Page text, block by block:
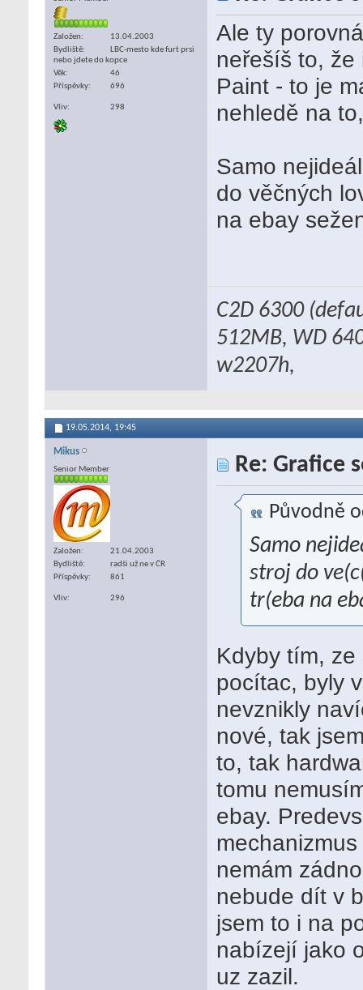
Založen
13.04.2003
Bydliště
LBC-mesto kde furt prsi
nebo jdete do kopce
Věk
46
Příspěvky
696
Vliv 298
Ale ty
neřešíš to, že
Paint - to je
nehledě na
Samo
do věčných
na ebay
C2D 6300
512MB, WD
w2207h,
19.05.2014, 19:45
Mikus
Senior Member
Založen
21.04.2003
Bydliště
radši už ne v ČR
Příspěvky
861
Vliv 296
Re: Grafice
Původně
Samo
stroj do
tr(eba na
Kdyby tím,
pocítac, byly
nevznikly
nové, tak
to, tak
tomu
ebay.
nemám
nebude dít v
jsem to i na
nabízejí jako
uz zazil.